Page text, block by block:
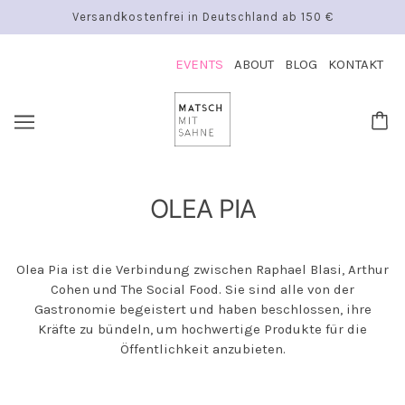
Versandkostenfrei in Deutschland ab 150 €
EVENTS ABOUT BLOG KONTAKT
OLEA PIA
Olea Pia ist die Verbindung zwischen Raphael Blasi, Arthur
Cohen und The Social Food. Sie sind alle von der
Gastronomie begeistert und haben beschlossen, ihre
Kräfte zu bündeln, um hochwertige Produkte für die
Öffentlichkeit anzubieten.